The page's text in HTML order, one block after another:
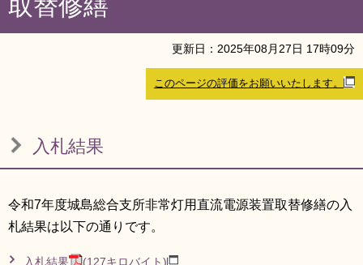
計画・政策
取替修繕
更新日： 2025年08月 27日 17時09分
このページの評価をお願いいたします。
入札結果
令和7年度城島総合支所非常灯用直流電源装置取替修繕の入
札結果は以下の通りです。
入札結果 (127キロバイト)